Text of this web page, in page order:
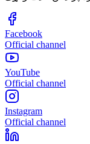
Facebook
Official channel
YouTube
Official channel
Instagram
Official channel